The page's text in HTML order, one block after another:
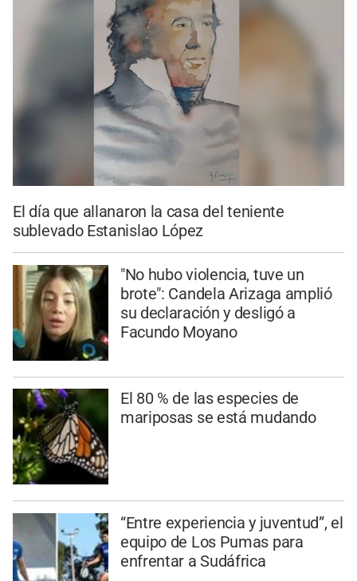
El día que allanaron la casa del teniente
sublevado Estanislao López
"No hubo violencia, tuve un
brote": Candela Arizaga amplió
su declaración y desligó a
Facundo Moyano
El 80 % de las especies de
mariposas se está mudando
“Entre experiencia y juventud”, el
equipo de Los Pumas para
enfrentar a Sudáfrica